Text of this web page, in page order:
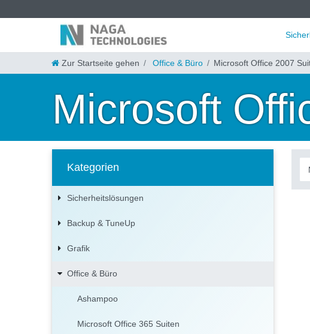
Zur Startseite gehen Office & Büro Microsoft Office 2007
Microsoft
Kategorien
Sicherheitslösungen
Backup & TuneUp
Grafik
Office & Büro
Ashampoo
Microsoft Office 365 Suiten